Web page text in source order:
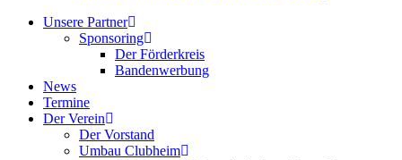
Unsere Partner
Sponsoring
Der Förderkreis
Bandenwerbung
News
Termine
Der Verein
Der Vorstand
Umbau Clubheim